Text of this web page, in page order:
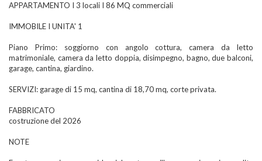
APPARTAMENTO I 3 locali I 86 MQ commerciali
IMMOBILE I UNITA' 1
Piano Primo: soggiorno con angolo cottura, camera da letto
matrimoniale, camera da letto doppia, disimpegno, bagno, due balconi,
garage, cantina, giardino.
SERVIZI: garage di 15 mq, cantina di 18,70 mq, corte privata.
FABBRICATO
costruzione del 2026
NOTE